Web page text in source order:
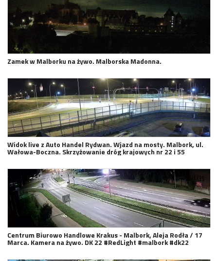
Zamek w Malborku na żywo. Malborska Madonna.
Widok live z Auto Handel Rydwan. Wjazd na mosty. Malbork, ul.
Wałowa-Boczna. Skrzyżowanie dróg krajowych nr 22 i 55
Centrum Biurowo Handlowe Krakus - Malbork, Aleja Rodła / 17
Marca. Kamera na żywo. DK 22 #RedLight #malbork #dk22